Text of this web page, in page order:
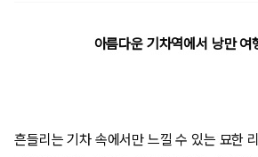
아름다운 기차역에서 낭만 여
흔들리는 기차 속에서만 느낄 수 있는 묘한